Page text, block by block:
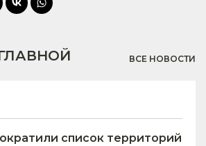
ВСЕ НОВОСТИ
список территорий